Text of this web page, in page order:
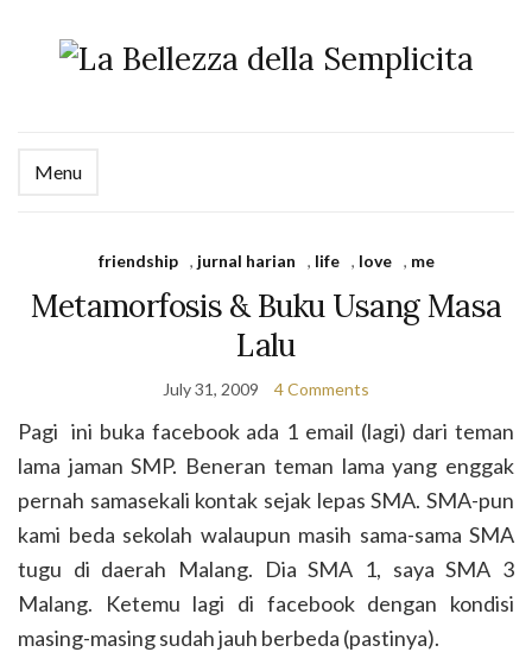
Menu
friendship , jurnal harian , life , love , me
Metamorfosis & Buku Usang Masa
Lalu
July 31, 2009 4 Comments
Pagi ini buka facebook ada 1 email (lagi) dari teman
lama jaman SMP. Beneran teman lama yang enggak
pernah samasekali kontak sejak lepas SMA. SMA-pun
kami beda sekolah walaupun masih sama-sama SMA
tugu di daerah Malang. Dia SMA 1, saya SMA 3
Malang. Ketemu lagi di facebook dengan kondisi
masing-masing sudah jauh berbeda (pastinya).